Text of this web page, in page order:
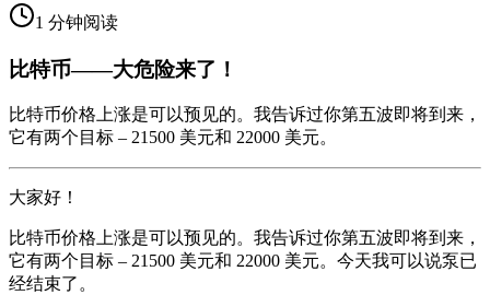
1 分钟阅读
比特币——大危险来了！
比特币价格上涨是可以预见的。我告诉过你第五波即将到来，
它有两个目标 – 21500 美元和 22000 美元。
大家好！
比特币价格上涨是可以预见的。我告诉过你第五波即将到来，
它有两个目标 – 21500 美元和 22000 美元。今天我可以说泵已
经结束了。